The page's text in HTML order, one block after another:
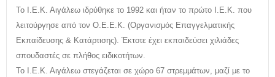
Το Ι.Ε.Κ. Αιγάλεω ιδρύθηκε το 1992 και ήταν το πρώτο Ι.Ε.Κ. που
λειτούργησε από τον Ο.Ε.Ε.Κ. (Οργανισμός Επαγγελματικής
Εκπαίδευσης & Κατάρτισης). Έκτοτε έχει εκπαιδεύσει χιλιάδες
σπουδαστές σε πλήθος ειδικοτήτων.
Το Ι.Ε.Κ. Αιγάλεω στεγάζεται σε χώρο 67 στρεμμάτων, μαζί με το